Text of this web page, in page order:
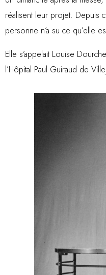
réalisent leur projet. Depuis
personne n’a su ce qu’elle
Elle s’appelait Louise
l’Hôpital Paul Guiraud de